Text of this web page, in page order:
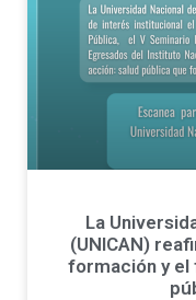
La
(UNICAN)
formación y